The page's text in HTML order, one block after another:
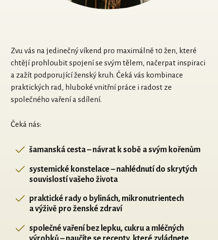
Zvu vás na jedinečný víkend pro maximálně 10 žen, které
chtějí prohloubit spojení se svým tělem, načerpat inspiraci
a zažít podporující ženský kruh. Čeká vás kombinace
praktických rad, hluboké vnitřní práce i radost ze
společného vaření a sdílení.
Čeká nás:
šamanská cesta – návrat k sobě a svým kořenům
systemické konstelace – nahlédnutí do skrytých
souvislostí vašeho života
praktické rady o bylinách, mikronutrientech
a výživě pro ženské zdraví
společné vaření bez lepku, cukru a mléčných